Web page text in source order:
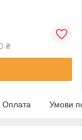
₴
Оплата Умови